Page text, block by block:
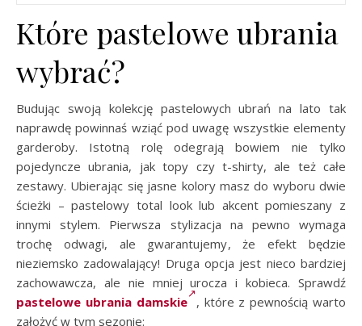
Które pastelowe ubrania
wybrać?
Budując swoją kolekcję pastelowych ubrań na lato tak
naprawdę powinnaś wziąć pod uwagę wszystkie elementy
garderoby. Istotną rolę odegrają bowiem nie tylko
pojedyncze ubrania, jak topy czy t-shirty, ale też całe
zestawy. Ubierając się jasne kolory masz do wyboru dwie
ścieżki – pastelowy total look lub akcent pomieszany z
innymi stylem. Pierwsza stylizacja na pewno wymaga
trochę odwagi, ale gwarantujemy, że efekt będzie
nieziemsko zadowalający! Druga opcja jest nieco bardziej
zachowawcza, ale nie mniej urocza i kobieca. Sprawdź
pastelowe ubrania damskie
, które z pewnością warto
założyć w tym sezonie: